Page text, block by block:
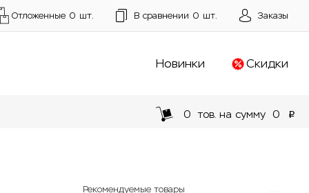
Отложенные 0 шт. В сравнении 0 шт. Заказы
Новинки Скидки
0 тов. на сумму 0 p
Рекомендуемые товары